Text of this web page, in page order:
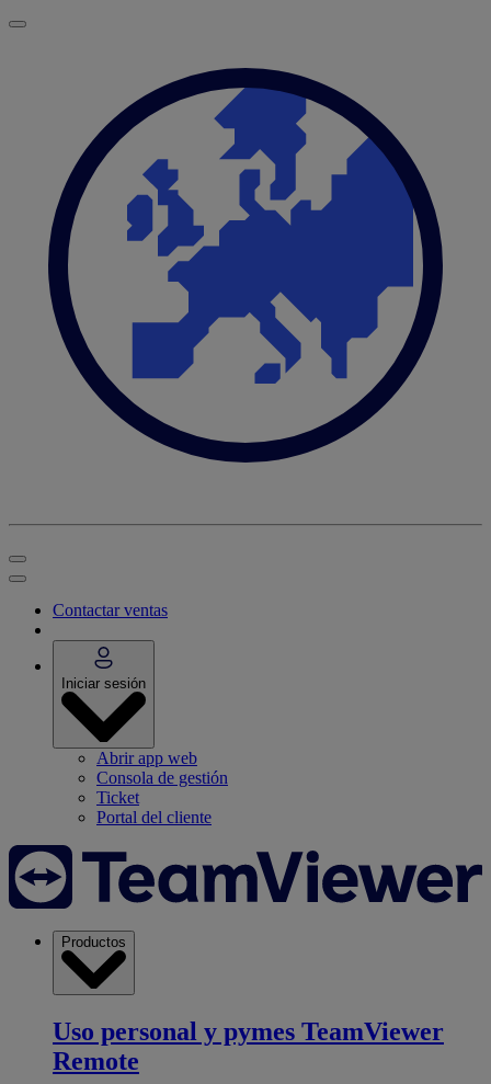
Contactar ventas
Iniciar sesión
Abrir app web
Consola de gestión
Ticket
Portal del cliente
Productos
Uso personal y pymes TeamViewer
Remote